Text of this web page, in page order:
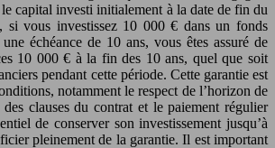
capital investi initialement à la date de fin du
si vous investissez 10 000 € dans un fonds
échéance de 10 ans, vous êtes assuré de
10 000 € à la fin des 10 ans, quel que soit
pendant cette période. Cette garantie est
notamment le respect de l’horizon de
des clauses du contrat et le paiement régulier
de conserver son investissement jusqu’à
pleinement de la garantie. Il est important